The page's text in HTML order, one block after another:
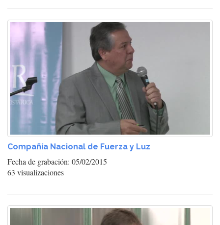
Compañía Nacional de Fuerza y Luz
Fecha de grabación: 05/02/2015
63 visualizaciones